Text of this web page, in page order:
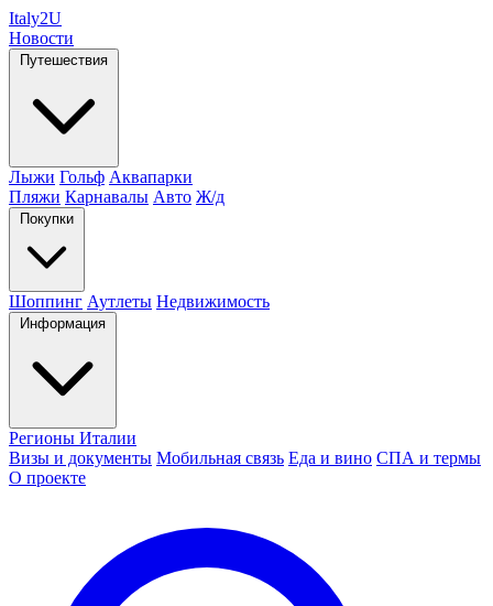
Italy2U
Новости
Путешествия
Лыжи Гольф Аквапарки
Пляжи Карнавалы Авто Ж/д
Покупки
Шоппинг Аутлеты Недвижимость
Информация
Регионы Италии
Визы и документы Мобильная связь Еда и вино СПА и термы
О проекте